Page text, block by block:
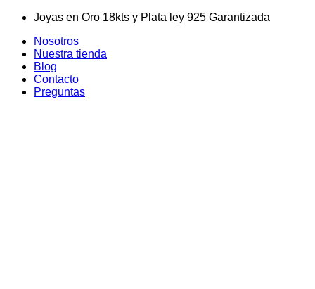
Skip
content
Joyas en Oro 18kts y Plata ley 925 Garantizada
Nosotros
Nuestra tienda
Blog
Contacto
Preguntas